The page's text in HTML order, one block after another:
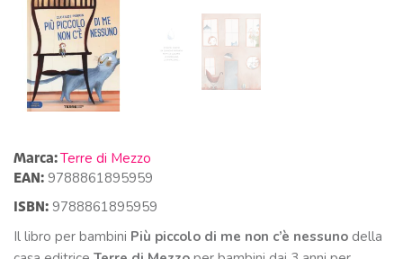
Marca:Terre di Mezzo
EAN: 9788861895959
ISBN: 9788861895959
Il libro per bambini Più piccolo di me non c’è nessuno della